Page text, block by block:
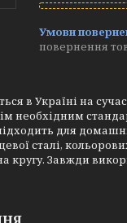
повернення
в Україні на
необхідним
для
сталі,
Завжди